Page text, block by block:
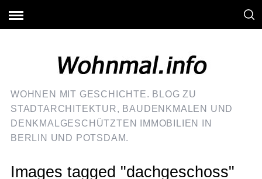
WOHNEN MIT GESCHICHTE. BLOG ZU
STADTARCHITEKTUR, BAUDENKMALEN UND
DENKMALGESCHÜTZTEN IMMOBILIEN IN
BERLIN UND POTSDAM.
Images tagged "dachgeschoss"